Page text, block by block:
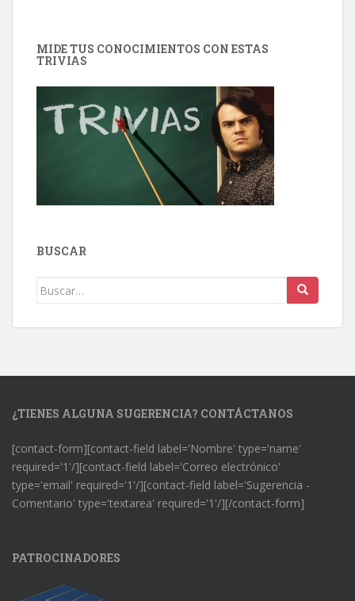
MIDE TUS CONOCIMIENTOS CON ESTAS
TRIVIAS
BUSCAR
Buscar:
¿TIENES ALGUNA SUGERENCIA? CONTÁCTANOS
[contact-form][contact-field label='Nombre' type='name'
required='1'/][contact-field label='Correo electrónico'
type='email' required='1'/][contact-field label='Sugerencia -
Comentario' type='textarea' required='1'/][/contact-form]
PATROCINADORES